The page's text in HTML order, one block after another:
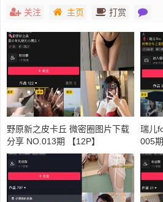
关注 主页 打赏
野原新之皮卡丘 微密圈图片下载
分享 NO.013期 【12P】
瑞儿
005
05